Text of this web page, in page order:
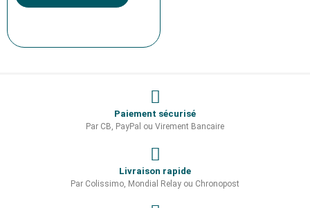
Paiement sécurisé
Par CB, PayPal ou Virement Bancaire
Livraison rapide
Par Colissimo, Mondial Relay ou Chronopost